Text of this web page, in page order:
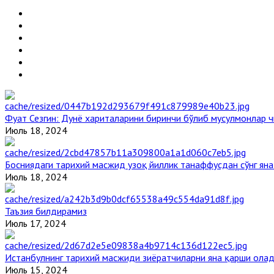
Фуат Сезгин: Дунё хариталарини биринчи бўлиб мусулмонлар
Июль 18, 2024
Босниядаги тарихий масжид узоқ йиллик танаффусдан сўнг
Июль 18, 2024
Таъзия билдирамиз
Июль 17, 2024
Истанбулнинг тарихий масжиди зиёратчиларни яна қарши
Июль 15, 2024